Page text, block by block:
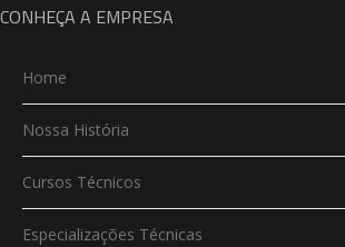
CONHEÇA A EMPRESA
Home
Nossa História
Cursos Técnicos
Especializações Técnicas